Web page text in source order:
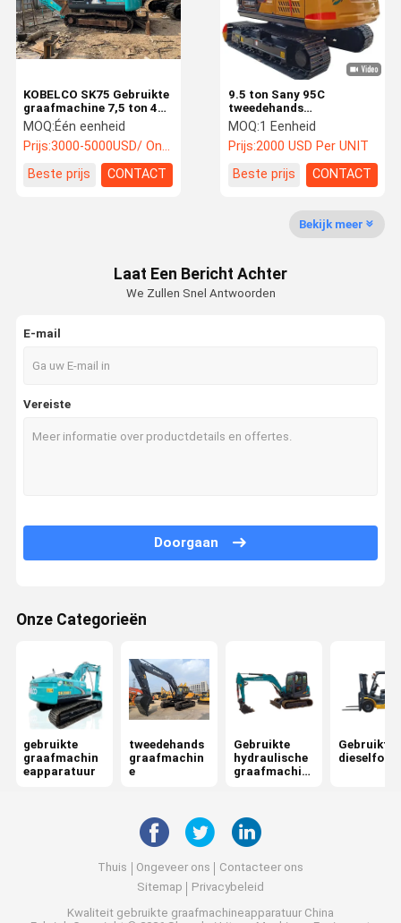
Over Ons
Fabrieksreis Kwaliteitsco
Ntrole
Contacteer
Nieuws
tweedehands graafmachine
9.5 ton Sany 95C
tweedehands
graafmachine Yanmar
Motor Gebruikte Crawler
graafmachines
MOQ:1 Eenheid
Prijs:2000 USD Per UNIT
Beste prijs
CONTACT
KOBELCO SK75 Gebruikte
graafmachine 7,5 ton 41
kW vermogen in goede
staat
MOQ:Één eenheid
Prijs:3000-5000USD/ One Unit
Beste prijs
CONTACT
Bekijk meer
Laat Een Bericht Achter
We Zullen Snel Antwoorden
E-mail
Vereiste
Doorgaan
Onze Categorieën
gebruikte
graafmachin
eapparatuur
tweedehands
graafmachin
e
Gebruikte
hydraulische
graafmachin
Gebruikte
Thuis Ongeveer ons
Contacteer ons
Sitemap
Privacybeleid
Kwaliteit gebruikte graafmachineapparatuur China